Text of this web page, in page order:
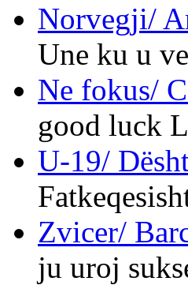
Norvegji/
Une ku u
Ne fokus/
good luck
U-19/
Zvicer/
ju uroj